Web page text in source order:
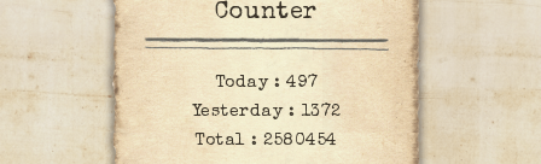
Counter
Today : 497
Yesterday : 1372
Total :2580454